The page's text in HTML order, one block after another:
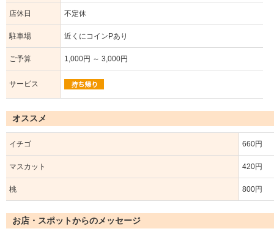
店休日 不定休
駐車場 近くにコインPあり
ご予算 1,000円 ～ 3,000円
サービス
オススメ
イチゴ 660円
マスカット 420円
桃 800円
お店・スポットからのメッセージ